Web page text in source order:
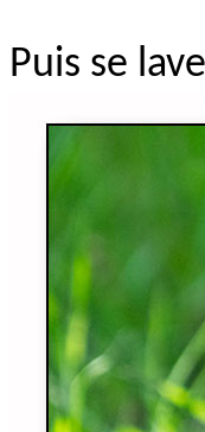
Puis se